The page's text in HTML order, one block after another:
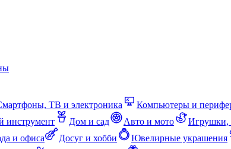
ТВ и электроника Компьютеры и
инструмент Дом и сад Авто и мото Игрушки,
и офиса
Досуг и хобби Ювелирные украшения